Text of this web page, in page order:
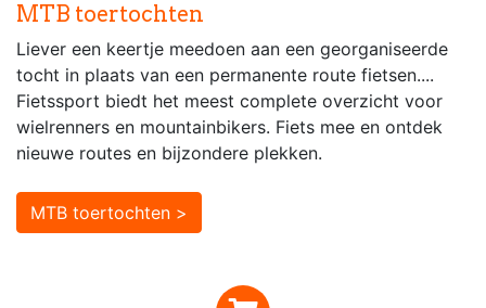
MTB toertochten
Liever een keertje meedoen aan een georganiseerde
tocht in plaats van een permanente route fietsen....
Fietssport biedt het meest complete overzicht voor
wielrenners en mountainbikers. Fiets mee en ontdek
nieuwe routes en bijzondere plekken.
MTB toertochten >